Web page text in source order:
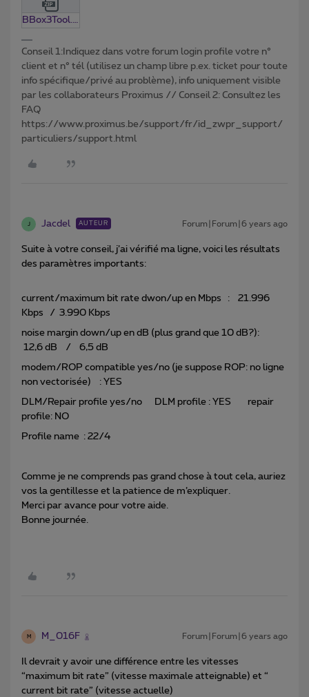
BBox3Tool.0.13.zip
Conseil 1:Indiquez dans votre forum login profile votre n°
client et n° tél (utilisez un champ libre p.ex. ticket pour toute
info spécifique/privé au problème), info uniquement visible
par les collaborateurs Proximus // Conseil 2: Consultez les
FAQ
https://www.proximus.be/support/fr/id_zwpr_support/
particuliers/support.html
J Jacdel AUTEUR Forum|Forum|6 years ago
Suite à votre conseil, j’ai vérifié ma ligne, voici les résultats
des paramètres importants:
current/maximum bit rate dwon/up en Mbps : 21.996
Kbps / 3.990 Kbps
noise margin down/up en dB (plus grand que 10 dB?):
12,6 dB / 6,5 dB
modem/ROP compatible yes/no (je suppose ROP: no ligne
non vectorisée) : YES
DLM/Repair profile yes/no DLM profile : YES repair
profile: NO
Profile name : 22/4
Comme je ne comprends pas grand chose à tout cela, auriez
vos la gentillesse et la patience de m’expliquer.
Merci par avance pour votre aide.
Bonne journée.
M M_016F Forum|Forum|6 years ago
Il devrait y avoir une différence entre les vitesses
“maximum bit rate” (vitesse maximale atteignable) et “
current bit rate” (vitesse actuelle)